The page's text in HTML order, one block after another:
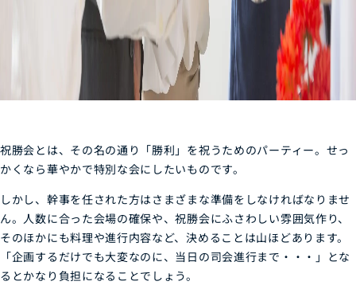
祝勝会とは、その名の通り「勝利」を祝うためのパーティー。せっ
かくなら華やかで特別な会にしたいものです。
しかし、幹事を任された方はさまざまな準備をしなければなりませ
ん。人数に合った会場の確保や、祝勝会にふさわしい雰囲気作り、
そのほかにも料理や進行内容など、決めることは山ほどあります。
「企画するだけでも大変なのに、当日の司会進行まで・・・」とな
るとかなり負担になることでしょう。